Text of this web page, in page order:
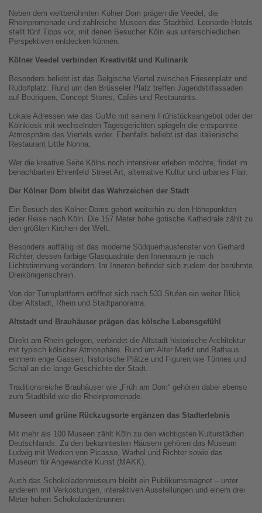
Neben dem weltberühmten Kölner Dom prägen die Veedel, die
Rheinpromenade und zahlreiche Museen das Stadtbild. Leonardo Hotels
stellt fünf Tipps vor, mit denen Besucher Köln aus unterschiedlichen
Perspektiven entdecken können.
Kölner Veedel verbinden Kreativität und Kulinarik
Besonders beliebt ist das Belgische Viertel zwischen Friesenplatz und
Rudolfplatz. Rund um den Brüsseler Platz treffen Jugendstilfassaden
auf Boutiquen, Concept Stores, Cafés und Restaurants.
Lokale Adressen wie das GuMo mit seinem Frühstücksangebot oder der
Kölnkiosk mit wechselnden Tagesgerichten spiegeln die entspannte
Atmosphäre des Viertels wider. Ebenfalls beliebt ist das italienische
Restaurant Little Nonna.
Wer die kreative Seite Kölns noch intensiver erleben möchte, findet im
benachbarten Ehrenfeld Street Art, alternative Kultur und urbanes Flair.
Der Kölner Dom bleibt das Wahrzeichen der Stadt
Ein Besuch des Kölner Doms gehört weiterhin zu den Höhepunkten
jeder Reise nach Köln. Die 157 Meter hohe gotische Kathedrale zählt zu
den größten Kirchen der Welt.
Besonders auffällig ist das moderne Südquerhausfenster von Gerhard
Richter, dessen farbige Glasquadrate den Innenraum je nach
Lichtstimmung verändern. Im Inneren befindet sich zudem der berühmte
Dreikönigenschrein.
Von der Turmplattform eröffnet sich nach 533 Stufen ein weiter Blick
über Altstadt, Rhein und Stadtpanorama.
Altstadt und Brauhäuser prägen das kölsche Lebensgefühl
Direkt am Rhein gelegen, verbindet die Altstadt historische Architektur
mit typisch kölscher Atmosphäre. Rund um Alter Markt und Rathaus
erinnern enge Gassen, historische Plätze und Figuren wie Tünnes und
Schäl an die lange Geschichte der Stadt.
Traditionsreiche Brauhäuser wie „Früh am Dom“ gehören dabei ebenso
zum Stadtbild wie die Rheinpromenade.
Museen und grüne Rückzugsorte ergänzen das Stadterlebnis
Mit mehr als 100 Museen zählt Köln zu den wichtigsten Kulturstädten
Deutschlands. Zu den bekanntesten Häusern gehören das Museum
Ludwig mit Werken von Picasso, Warhol und Richter sowie das
Museum für Angewandte Kunst (MAKK).
Auch das Schokoladenmuseum bleibt ein Publikumsmagnet – unter
anderem mit Verkostungen, interaktiven Ausstellungen und einem drei
Meter hohen Schokoladenbrunnen.